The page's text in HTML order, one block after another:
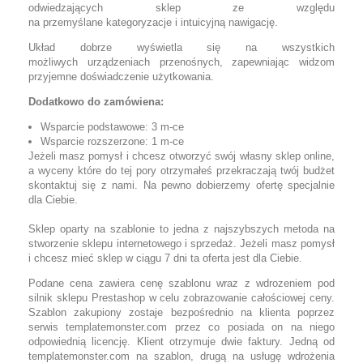
odwiedzających
sklep
ze względu
na przemyślane kategoryzacje i intuicyjną nawigację
Układ dobrze wyświetla się na
wszystkich
możliwych
urządzeniach przenośnych,zapewniając
widzom
przyjemne doświadczenie użytkowania
Dodatkowo do zamówiena:
Wsparcie podstawowe: 3 m-ce
Wsparcie rozszerzone: 1 m-ce
Jeżeli masz pomysł i chcesz otworzyć swój własny sklep online,
a wyceny które do tej pory otrzymałeś przekraczają twój budżet
skontaktuj się z nami. Na pewno dobierzemy ofertę specjalnie
dla Ciebie.
Sklep oparty na szablonie to jedna z najszybszych metoda na
stworzenie sklepu internetowego i sprzedaż. Jeżeli masz pomysł
i chcesz mieć sklep w ciągu 7 dni ta oferta jest dla Ciebie.
Podane cena zawiera cenę szablonu wraz z wdrozeniem pod
silnik sklepu Prestashop w celu zobrazowanie całościowej ceny.
Szablon zakupiony zostaje bezpośrednio na klienta poprzez
serwis templatemonster.com przez co posiada on na niego
odpowiednią licencję. Klient otrzymuje dwie faktury. Jedną od
templatemonster.com na szablon, drugą na usługę wdrożenia